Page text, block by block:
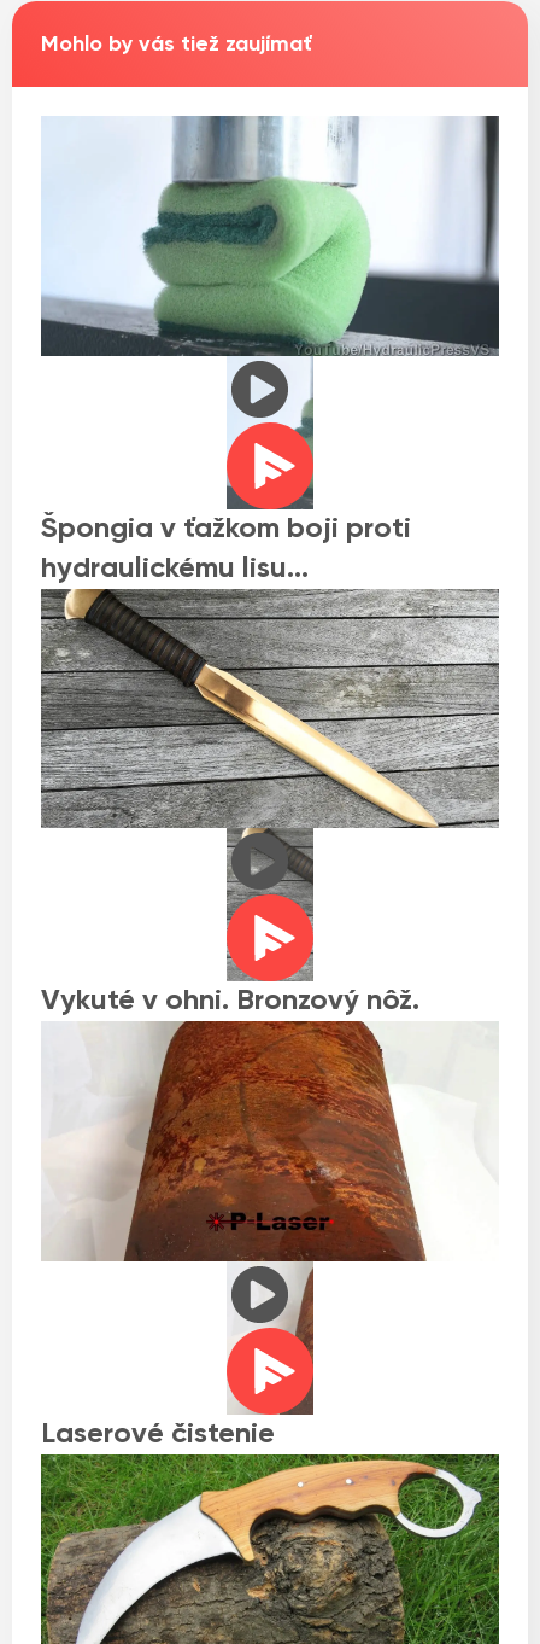
Mohlo by vás tiež zaujímať
Špongia v ťažkom boji proti
hydraulickému lisu…
Vykuté v ohni. Bronzový nôž.
Laserové čistenie